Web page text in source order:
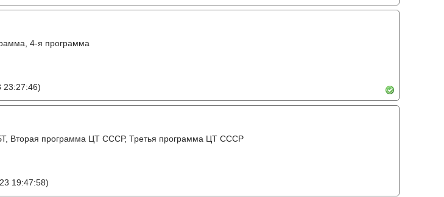
4-я программа
23:27:46)
Вторая программа ЦТ ССCР, Третья программа ЦТ ССCР
19:47:58)